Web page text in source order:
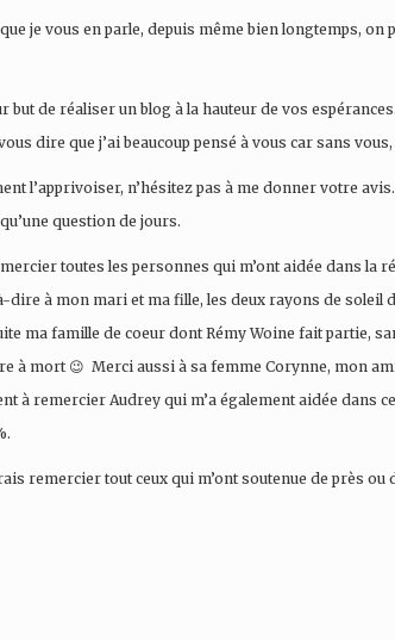
je vous en parle, depuis même bien longtemps, on
but de réaliser un blog à la hauteur de vos
dire que j’ai beaucoup pensé à vous car sans
l’apprivoiser, n’hésitez pas à me donner votre
question de jours.
toutes les personnes qui m’ont aidée dans la
dire à mon mari et ma fille, les deux rayons de soleil
ma famille de coeur dont Rémy Woine fait partie,
à mort 😉 Merci aussi à sa femme Corynne, mon
à remercier Audrey qui m’a également aidée dans
remercier tout ceux qui m’ont soutenue de près ou